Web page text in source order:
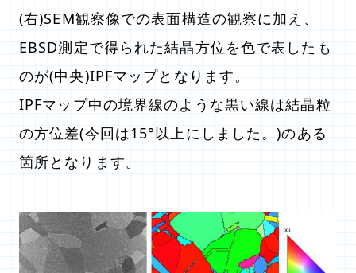
(右)SEM観察像での表面構造の観察に加え、
EBSD測定で得られた結晶方位を色で表したも
のが(中央)IPFマップとなります。
IPFマップ中の境界線のような黒い線は結晶粒
の方位差(今回は15°以上にしました。)のある
箇所となります。